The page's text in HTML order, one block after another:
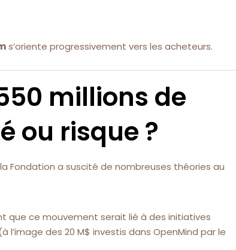
s’oriente progressivement vers les acheteurs.
millions de
ou risque ?
Fondation a suscité de nombreuses théories au
que ce mouvement serait lié à des initiatives
des 20 M$ investis dans OpenMind par le